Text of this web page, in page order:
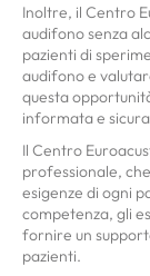
Inoltre, il Centro
audifono senza
pazienti di
audifono e
questa
informata e
Il Centro
professionale,
esigenze di ogni
competenza, gli
fornire un
pazienti.